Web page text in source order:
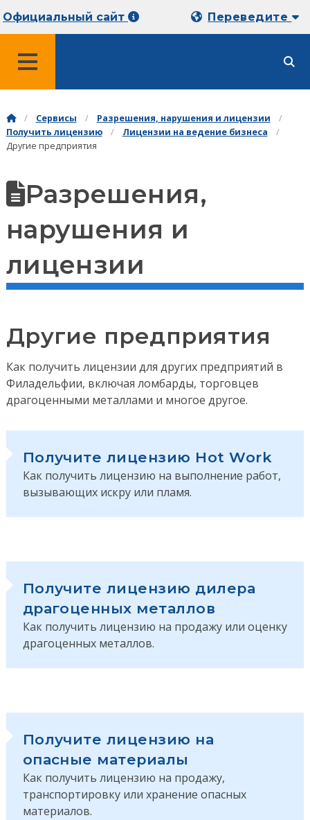
Официальный сайт Переведите
Сервисы
Разрешения, нарушения и лицензии
Получить лицензию
Лицензии на ведение бизнеса
Другие предприятия
Разрешения,
нарушения и
лицензии
Другие предприятия
Как получить лицензии для других предприятий в
Филадельфии, включая ломбарды, торговцев
драгоценными металлами и многое другое.
Получите лицензию Hot Work
Как получить лицензию на выполнение работ,
вызывающих искру или пламя.
Получите лицензию дилера
драгоценных металлов
Как получить лицензию на продажу или оценку
драгоценных металлов.
Получите лицензию на
опасные материалы
Как получить лицензию на продажу,
транспортировку или хранение опасных
материалов.